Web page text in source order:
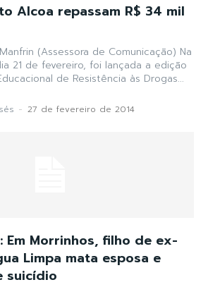
Alcoa repassam R$ 34 mil
(Assessora de Comunicação) Na
21 de fevereiro, foi lançada a edição
de Resistência às Drogas...
- 27 de fevereiro de 2014
Em Morrinhos, filho de ex-
Limpa mata esposa e
suicídio